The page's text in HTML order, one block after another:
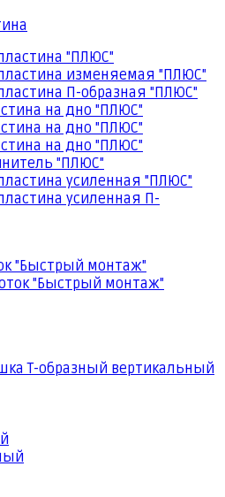
"ПЛЮС"
изменяемая "ПЛЮС"
П-образная "ПЛЮС"
на дно "ПЛЮС"
на дно "ПЛЮС"
на дно "ПЛЮС"
"ПЛЮС"
усиленная "ПЛЮС"
усиленная П-
"Быстрый монтаж"
"Быстрый монтаж"
Т-образный вертикальный